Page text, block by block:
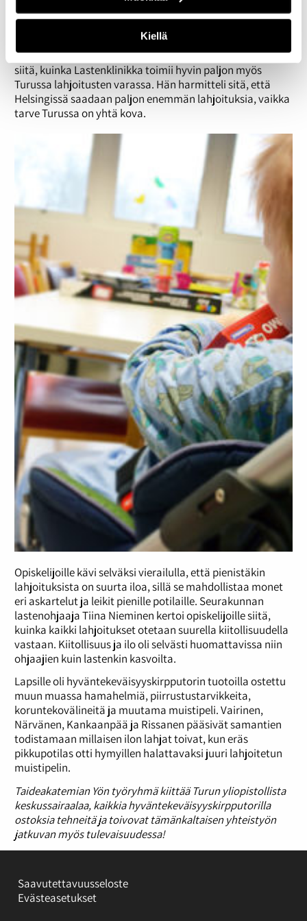
Kiellä
vierailun tunnelmista.
Lahjoituksia tarvitaan muuallakin kuin Helsingissä
Lahjoitusyhdyshenkilö Anttilainen kertoi opiskelijoille
siitä, kuinka Lastenklinikka toimii hyvin paljon myös
Turussa lahjoitusten varassa. Hän harmitteli sitä, että
Helsingissä saadaan paljon enemmän lahjoituksia, vaikka
tarve Turussa on yhtä kova.
Opiskelijoille kävi selväksi vierailulla, että pienistäkin
lahjoituksista on suurta iloa, sillä se mahdollistaa monet
eri askartelut ja leikit pienille potilaille. Seurakunnan
lastenohjaaja Tiina Nieminen kertoi opiskelijoille siitä,
kuinka kaikki lahjoitukset otetaan suurella kiitollisuudella
vastaan. Kiitollisuus ja ilo oli selvästi huomattavissa niin
ohjaajien kuin lastenkin kasvoilta.
Lapsille oli hyväntekeväisyyskirpputorin tuotoilla ostettu
muun muassa hamahelmiä, piirrustustarvikkeita,
koruntekovälineitä ja muutama muistipeli. Vairinen,
Närvänen, Kankaanpää ja Rissanen pääsivät samantien
todistamaan millaisen ilon lahjat toivat, kun eräs
pikkupotilas otti hymyillen halattavaksi juuri lahjoitetun
muistipelin.
Taideakatemian Yön työryhmä kiittää Turun yliopistollista
keskussairaalaa, kaikkia hyväntekeväisyyskirpputorilla
ostoksia tehneitä ja toivovat tämänkaltaisen yhteistyön
jatkuvan myös tulevaisuudessa!
Saavutettavuusseloste
Evästeasetukset